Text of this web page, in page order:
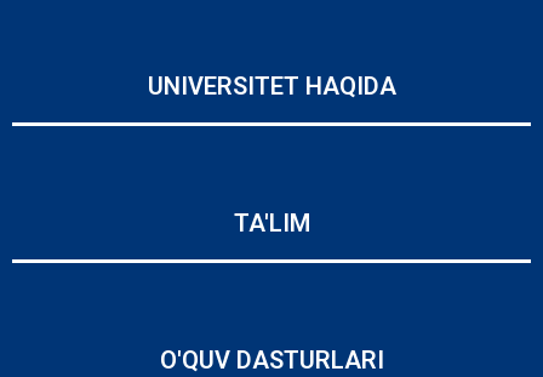
UNIVERSITET HAQIDA
TA'LIM
O'QUV DASTURLARI